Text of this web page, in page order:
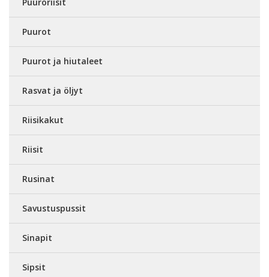
Puurot
Puurot ja hiutaleet
Rasvat ja öljyt
Riisikakut
Riisit
Rusinat
Savustuspussit
Sinapit
Sipsit